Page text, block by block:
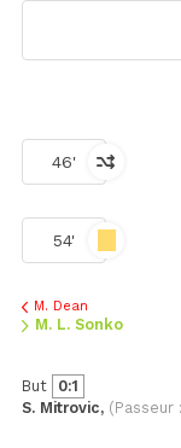
46'
54'
M. Dean
M. L. Sonko
But
0:1
S. Mitrovic, (Passeur